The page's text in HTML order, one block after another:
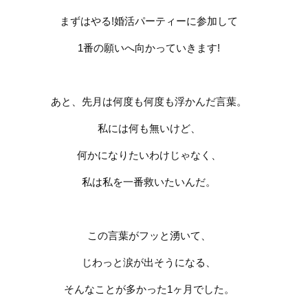
まずはやる!婚活パーティーに参加して
1番の願いへ向かっていきます!
あと、先月は何度も何度も浮かんだ言葉。
私には何も無いけど、
何かになりたいわけじゃなく、
私は私を一番救いたいんだ。
この言葉がフッと湧いて、
じわっと涙が出そうになる、
そんなことが多かった1ヶ月でした。